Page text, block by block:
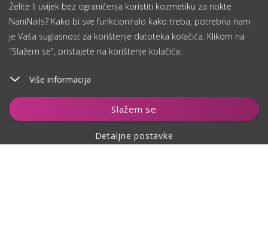
Želite li uvijek bez ograničenja koristiti kozmetiku za nokte
NaniNails? Kako bi sve funkcioniralo kako treba, potrebna nam
je Vaša suglasnost za korištenje datoteka kolačića. Klikom na
"Slažem se", pristajete na korištenje kolačića.
Više informacija
Slažem se
Detaljne postavke
Dodaj u košaricu